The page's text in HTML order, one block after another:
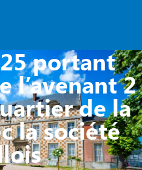
portant
l’avenant 2
de la
la société